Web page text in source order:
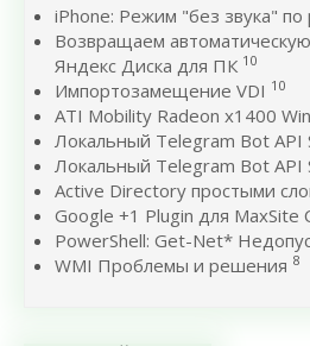
iPhone: Режим "без звука" по
Возвращаем
Яндекс Диска для ПК 10
Импортозамещение VDI 10
ATI Mobility Radeon x1400
Локальный Telegram Bot API
Локальный Telegram Bot API
Active Directory простыми
Google +1 Plugin для MaxSite
PowerShell: Get-Net*
WMI Проблемы и решения 8